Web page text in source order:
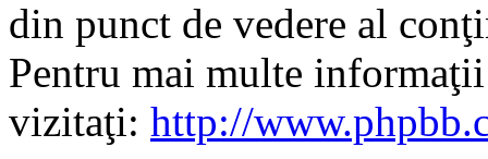
din punct de vedere al
Pentru mai multe
vizitaţi: http://